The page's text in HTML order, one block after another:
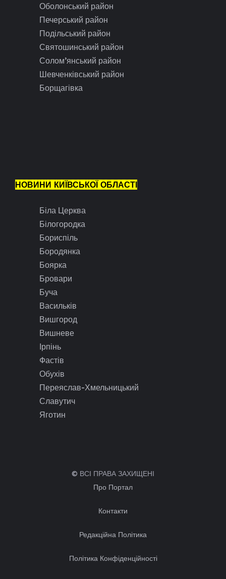
Оболонський район
Печерський район
Подільський район
Святошинський район
Солом’янський район
Шевченківський район
Борщагівка
НОВИНИ КИЇВСЬКОЇ ОБЛАСТІ
Біла Церква
Білогородка
Бориспіль
Бородянка
Боярка
Бровари
Буча
Васильків
Вишгород
Вишневе
Ірпінь
Фастів
Обухів
Переяслав-Хмельницький
Славутич
Яготин
© ВСІ ПРАВА ЗАХИЩЕНІ
Про Портал
Контакти
Редакційна Політика
Політика Конфіденційності